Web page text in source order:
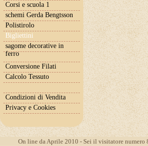
Corsi e scuola 1
schemi Gerda Bengtsson
Polistirolo
Bigliettini
sagome decorative in
ferro
Conversione Filati
Calcolo Tessuto
Condizioni di Vendita
Privacy e Cookies
On line da Aprile 2010 - Sei il visitatore numero